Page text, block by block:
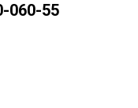
060-55